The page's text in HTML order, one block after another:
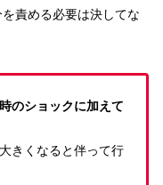
責める必要は決してな
のショックに加えて
きくなると伴って行